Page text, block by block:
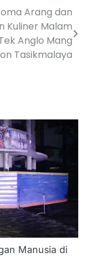
Arang dan
Kuliner Malam
Anglo Mang
Tasikmalaya
Manusia di